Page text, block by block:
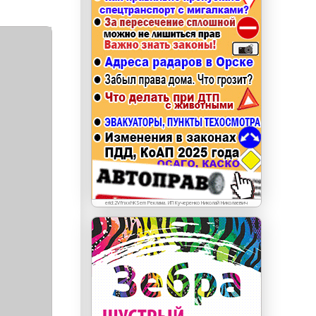
erid: LdtCKJjWj Реклама. ИП Кучеренко Николай
Николаевич
erid:2VfnxxhKSem Реклама. ИП Кучеренко Николай Николаевич